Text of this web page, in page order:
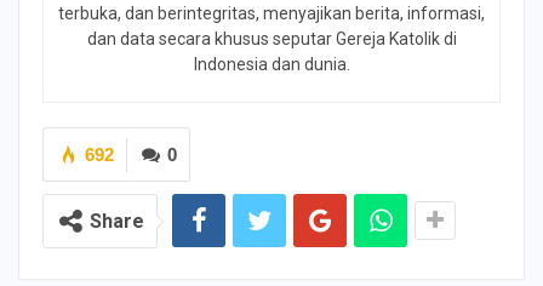
terbuka, dan berintegritas, menyajikan berita, informasi,
dan data secara khusus seputar Gereja Katolik di
Indonesia dan dunia.
0
692
Share